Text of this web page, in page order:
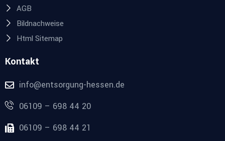
AGB
Bildnachweise
Html Sitemap
Kontakt
info@entsorgung-hessen.de
06109 – 698 44 20
06109 – 698 44 21